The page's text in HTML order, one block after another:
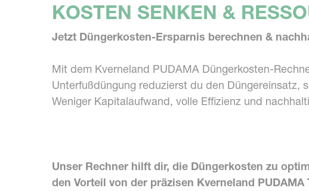
KOSTEN SENKEN &
Jetzt Düngerkosten-Ersparnis berechnen &
Mit dem Kverneland PUDAMA Düngerkosten-
Unterfußdüngung reduzierst du den Düngereinsatz,
Weniger Kapitalaufwand, volle Effizienz und
Unser Rechner hilft dir, die Düngerkosten zu
den Vorteil von der präzisen Kverneland PUDAMA